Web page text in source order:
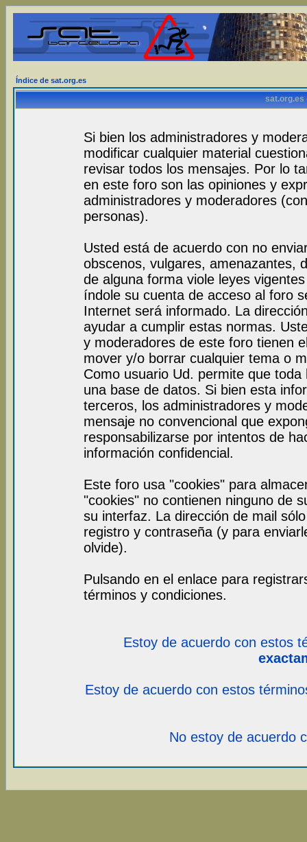
Índice de sat.org.es
sat.org.es
Si bien los administradores y
modificar cualquier material
revisar todos los mensajes. Por lo
en este foro son las opiniones y
administradores y moderadores
personas).
Usted está de acuerdo con no
obscenos, vulgares, amenazantes,
de alguna forma viole leyes
índole su cuenta de acceso al foro
Internet será informado. La
ayudar a cumplir estas normas.
y moderadores de este foro tienen
mover y/o borrar cualquier tema o
Como usuario Ud. permite que
una base de datos. Si bien esta
terceros, los administradores y
mensaje no convencional que
responsabilizarse por intentos de
información confidencial.
Este foro usa "cookies" para
"cookies" no contienen ninguno de
su interfaz. La dirección de mail
registro y contraseña (y para
olvide).
Pulsando en el enlace para
términos y condiciones.
Estoy de acuerdo con estos
Estoy de acuerdo con estos
No estoy de acuerdo